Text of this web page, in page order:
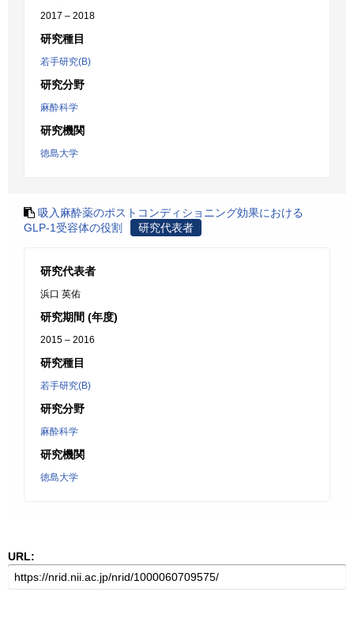
2017 – 2018
研究種目
若手研究(B)
研究分野
麻酔科学
研究機関
徳島大学
吸入麻酔薬のポストコンディショニング効果における
GLP-1受容体の役割
研究代表者
研究代表者
浜口 英佑
研究期間 (年度)
2015 – 2016
研究種目
若手研究(B)
研究分野
麻酔科学
研究機関
徳島大学
URL: